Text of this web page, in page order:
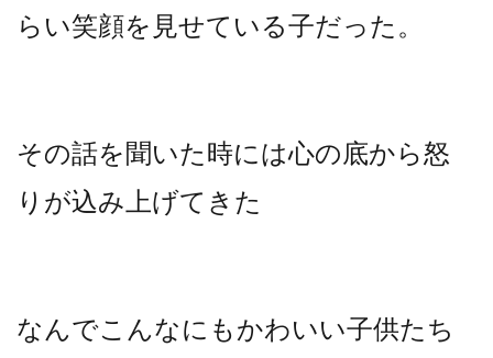
らい笑顔を見せている子だった。
その話を聞いた時には心の底から怒
りが込み上げてきた
なんでこんなにもかわいい子供たち